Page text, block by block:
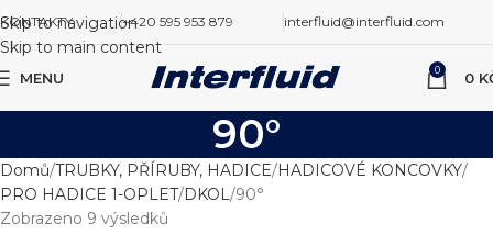
Skip to navigation
Skip to main content
KONTAKTY +420 595 953 879 interfluid@interfluid.com
MENU 0 0
90°
Domů TRUBKY, PŘÍRUBY, HADICE HADICOVÉ KONCOVKY
PRO HADICE 1-OPLET DKOL 90°
Zobrazeno 9 výsledků